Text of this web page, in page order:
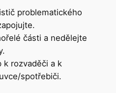
problematického
části a nedělejte
k rozvaděči a k
spotřebiči.